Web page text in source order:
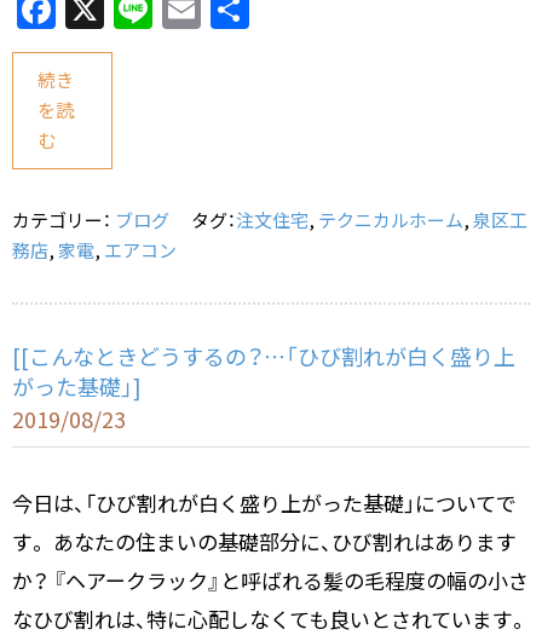
a
c
e
b
o
o
n m
続き
を読
む
カテゴリー： ブログ タグ：注文住宅, テクニカルホーム,泉区工
務店,家電, エアコン
[[こんなときどうするの？…「ひび割れが白く盛り上
がった基礎」]
2019/08/23
今日は、「ひび割れが白く盛り上がった基礎」についてで
す。 あなたの住まいの基礎部分に、ひび割れはあります
か？ 『ヘアークラック』と呼ばれる髪の毛程度の幅の小さ
なひび割れは、特に心配しなくても良いとされています。